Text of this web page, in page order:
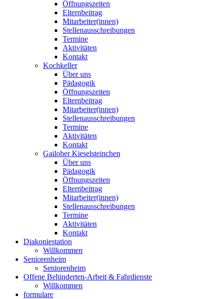
Öffnungszeiten
Elternbeitrag
Mitarbeiter(innen)
Stellenausschreibungen
Termine
Aktivitäten
Kontakt
Kochkeller
Über uns
Pädagogik
Öffnungszeiten
Elternbeitrag
Mitarbeiter(innen)
Stellenausschreibungen
Termine
Aktivitäten
Kontakt
Gailoher Kieselsteinchen
Über uns
Pädagogik
Öffnungszeiten
Elternbeitrag
Mitarbeiter(innen)
Stellenausschreibungen
Termine
Aktivitäten
Kontakt
Diakoniestation
Willkommen
Seniorenheim
Seniorenheim
Offene Behinderten-Arbeit & Fahrdienste
Willkommen
formulare